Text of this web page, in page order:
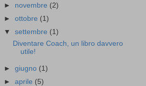
► novembre (2)
►ottobre (1)
▼settembre (1)
Diventare Coach, un libro davvero
utile!
►giugno (1)
►aprile (5)